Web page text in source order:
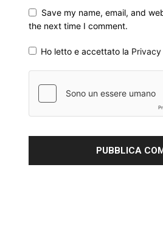
Save my name, email, and
the next time I comment.
Ho letto e accettato la